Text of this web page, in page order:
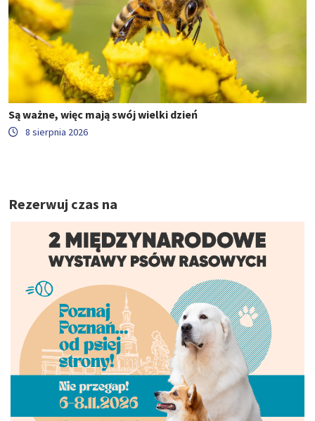
Są ważne, więc mają swój wielki dzień
8 sierpnia 2026
Rezerwuj czas na